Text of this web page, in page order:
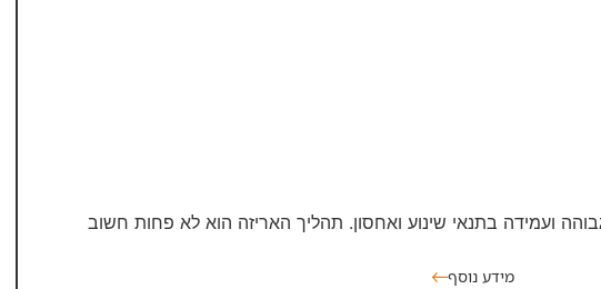
ועמידה בתנאי שינוע ואחסון. תהליך האריזה הוא לא פחות חשוב
מידע נוסף